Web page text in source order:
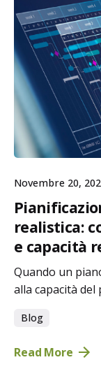
Novembre 20,
realistica:
e capacità
Quando un
alla capacità del
Blog
Read More